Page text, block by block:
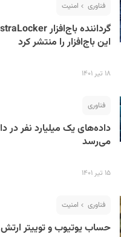
فناوری امنیت
این باج‌افزار را منتشر کرد
۱۸ تیر ۱۴۰۱
فناوری
داده‌های یک میلیارد نفر
می‌رسد
۱۵ تیر ۱۴۰۱
فناوری امنیت
حساب‌ یوتیوب و توییتر